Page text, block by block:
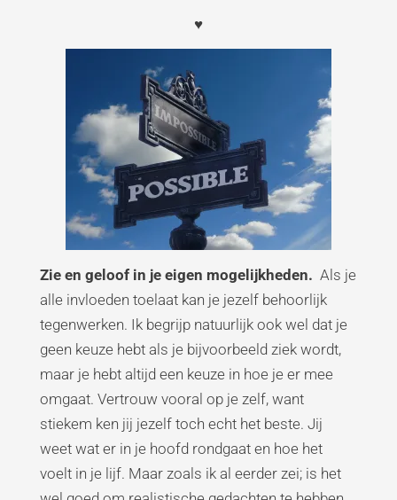
♥
Zie en geloof in je eigen mogelijkheden. Als je
alle invloeden toelaat kan je jezelf behoorlijk
tegenwerken. Ik begrijp natuurlijk ook wel dat je
geen keuze hebt als je bijvoorbeeld ziek wordt,
maar je hebt altijd een keuze in hoe je er mee
omgaat. Vertrouw vooral op je zelf, want
stiekem ken jij jezelf toch echt het beste. Jij
weet wat er in je hoofd rondgaat en hoe het
voelt in je lijf. Maar zoals ik al eerder zei; is het